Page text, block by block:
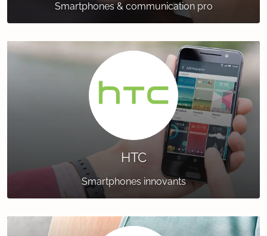
Smartphones & communication pro
HTC
Smartphones innovants